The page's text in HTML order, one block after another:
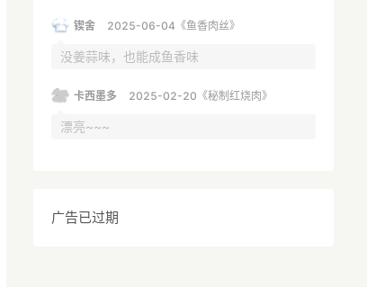
锲舍 2025-06-04《鱼香肉丝》
没姜蒜味，也能成鱼香味
卡西墨多 2025-02-20《秘制红烧肉》
漂亮~~~
广告已过期